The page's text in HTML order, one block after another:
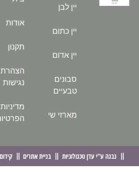
יין לבן
יין כתום
יין אדום
סבונים
טבעיים
מארזי שי
אודות
הצהרת
נגישות
מדיניות
הפרטיות
נבנה ע"י עדן טכנולוגיות בניית אתרים קידום אתרים